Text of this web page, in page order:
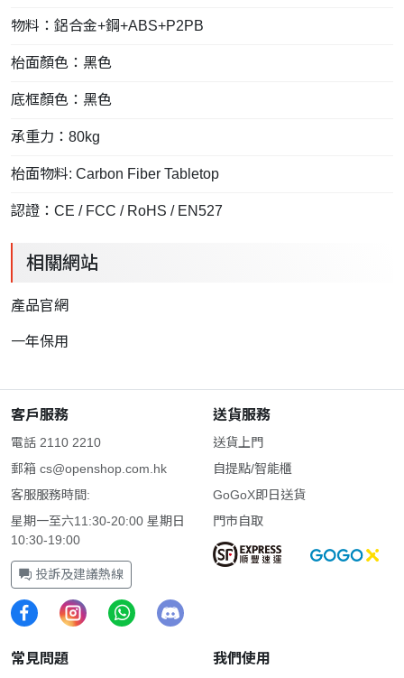
物料：鋁合金+鋼+ABS+P2PB
枱面顏色：黑色
底框顏色：黑色
承重力：80kg
枱面物料: Carbon Fiber Tabletop
認證：CE / FCC / RoHS / EN527
相關網站
產品官網
一年保用
客戶服務
電話 2110 2210
郵箱 cs@openshop.com.hk
客服服務時間:
星期一至六11:30-20:00 星期日
10:30-19:00
投訴及建議熱線
送貨服務
送貨上門
自提點/智能櫃
GoGoX即日送貨
門市自取
常見問題 我們使用